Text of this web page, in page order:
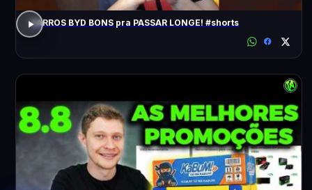
CARROS BYD BONS pra PASSAR LONGE! #shorts